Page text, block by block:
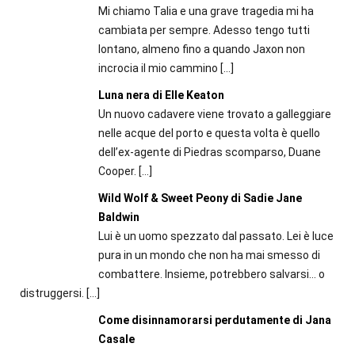
Mi chiamo Talia e una grave tragedia mi ha
cambiata per sempre. Adesso tengo tutti
lontano, almeno fino a quando Jaxon non
incrocia il mio cammino […]
Luna nera di Elle Keaton
Un nuovo cadavere viene trovato a galleggiare
nelle acque del porto e questa volta è quello
dell’ex-agente di Piedras scomparso, Duane
Cooper. […]
Wild Wolf & Sweet Peony di Sadie Jane
Baldwin
Lui è un uomo spezzato dal passato. Lei è luce
pura in un mondo che non ha mai smesso di
combattere. Insieme, potrebbero salvarsi… o
distruggersi. […]
Come disinnamorarsi perdutamente di Jana
Casale